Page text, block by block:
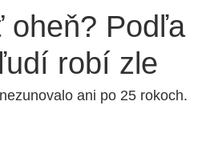
oheň? Podľa
robí zle
ani po 25 rokoch.